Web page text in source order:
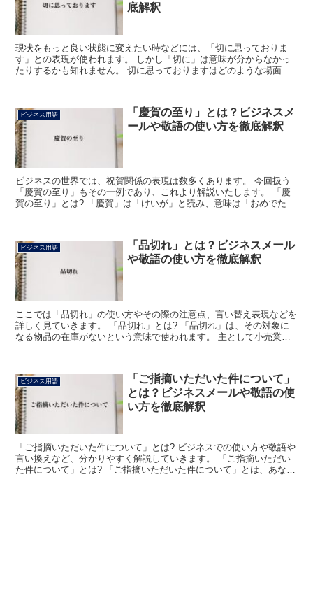
底解釈
現状をもっと良い状態に変えたい時などには、「切に思っておりま
す」との表現が使われます。 しかし「切に」は意味が分からなかっ
たりするかも知れません。 切に思っておりますはどのような場面で
ビジネス用語
「慶賀の至り」とは？ビジネスメ
ールや敬語の使い方を徹底解釈
ビジネスの世界では、祝賀関係の表現は数多くあります。 今回扱う
「慶賀の至り」もその一例であり、これより解説いたします。 「慶
賀の至り」とは? 「慶賀」は「けいが」と読み、意味は「おめでたい
ビジネス用語
「品切れ」とは？ビジネスメール
や敬語の使い方を徹底解釈
ここでは「品切れ」の使い方やその際の注意点、言い替え表現などを
詳しく見ていきます。 「品切れ」とは? 「品切れ」は、その対象に
なる物品の在庫がないという意味で使われます。 主として小売業が
ビジネス用語
「ご指摘いただいた件について」
とは？ビジネスメールや敬語の使
い方を徹底解釈
「ご指摘いただいた件について」とは? ビジネスでの使い方や敬語や
言い換えなど、分かりやすく解説していきます。 「ご指摘いただい
た件について」とは? 「ご指摘いただいた件について」とは、あなた